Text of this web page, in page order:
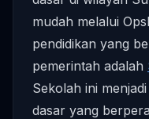
mudah melalui
pendidikan yang
pemerintah adalah
Sekolah ini
dasar yang